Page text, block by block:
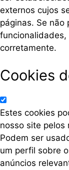
externos cujos
páginas. Se não
corretamente.
Cookies
Estes cookies
nosso site pelos
Podem ser
um perfil sobre
anúncios